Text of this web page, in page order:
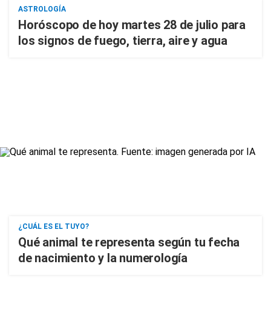
ASTROLOGÍA
Horóscopo de hoy martes 28 de julio para
los signos de fuego, tierra, aire y agua
¿CUÁL ES EL TUYO?
Qué animal te representa según tu fecha
de nacimiento y la numerología